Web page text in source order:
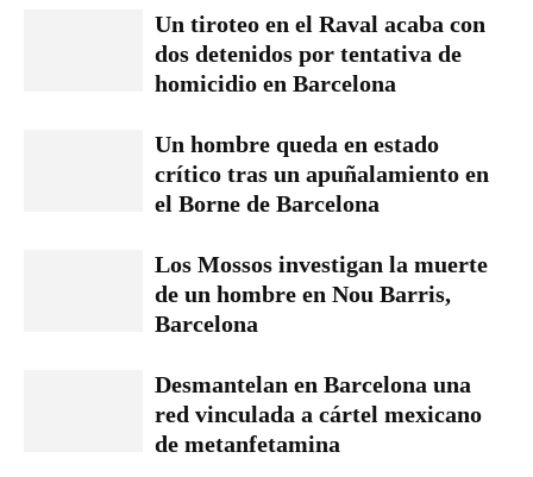
Un tiroteo en el Raval acaba con
dos detenidos por tentativa de
homicidio en Barcelona
Un hombre queda en estado
crítico tras un apuñalamiento en
el Borne de Barcelona
Los Mossos investigan la muerte
de un hombre en Nou Barris,
Barcelona
Desmantelan en Barcelona una
red vinculada a cártel mexicano
de metanfetamina